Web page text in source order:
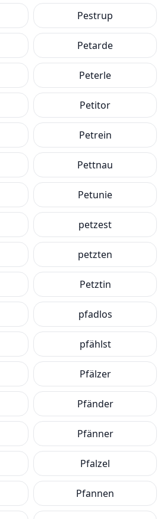
Pestrup
Petarde
Peterle
Petitor
Petrein
Pettnau
Petunie
petzest
petzten
Petztin
pfadlos
pfählst
Pfälzer
Pfänder
Pfänner
Pfalzel
Pfannen